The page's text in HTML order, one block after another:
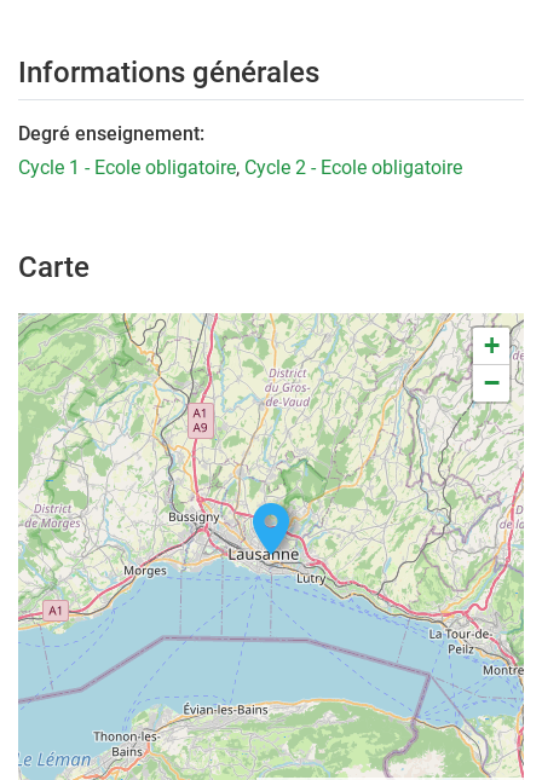
Informations générales
Degré enseignement:
Cycle 1 - Ecole obligatoire, Cycle 2 - Ecole obligatoire
Carte
+
−